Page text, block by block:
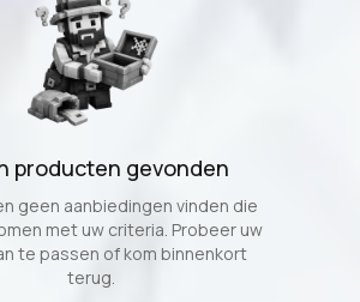
producten gevonden
geen aanbiedingen vinden die
met uw criteria. Probeer uw
te passen of kom binnenkort
terug.